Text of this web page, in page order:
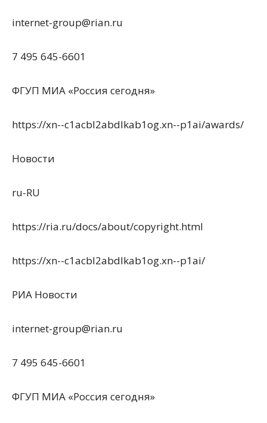
internet-group@rian.ru
7 495 645-6601
ФГУП МИА «Россия сегодня»
https://xn--c1acbl2abdlkab1og.xn--p1ai/awards/
Новости
ru-RU
https://ria.ru/docs/about/copyright.html
https://xn--c1acbl2abdlkab1og.xn--p1ai/
РИА Новости
internet-group@rian.ru
7 495 645-6601
ФГУП МИА «Россия сегодня»